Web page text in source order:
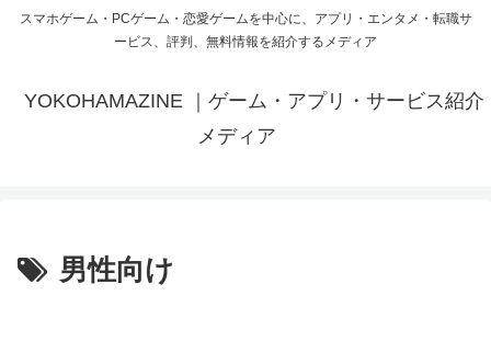
スマホゲーム・PCゲーム・恋愛ゲームを中心に、アプリ・エンタメ・転職サ
ービス、評判、無料情報を紹介するメディア
YOKOHAMAZINE ｜ゲーム・アプリ・サービス紹介
メディア
男性向け